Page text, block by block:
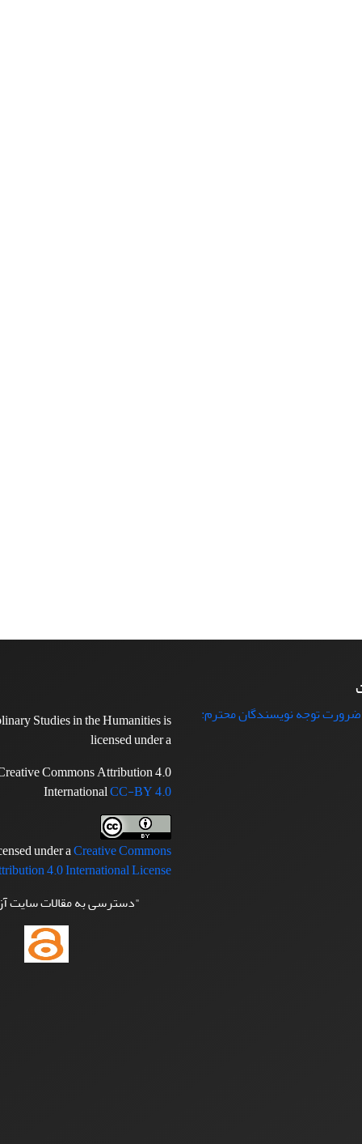
توجه نویسندگان محترم:
Studies in the Humanities is
licensed under a
Commons Attribution 4.0
InternationalCC-BY 4.0
under aCreative Commons
4.0 International License
"دسترسی به مقالات سایت